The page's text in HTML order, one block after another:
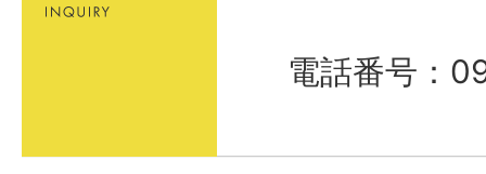
電話番号：